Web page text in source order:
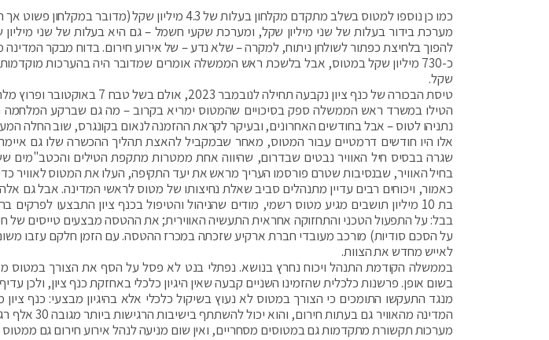
כמו כן נוספו למטוס בשלב מתקדם מקלחון בעלות של 4.3 מיליון
מערכת בידור בעלות של שני מיליון שקל, ומערכת שקעי חשמל – גם היא בעלות של שני מיליון
שקל.
טיסת הבכורה של כנף ציון נקבעה תחילה
הטילו במשרד ראש הממשלה ספק בסיכויים שהמטוס ימריא בקרוב – מה גם שברקע
נתניהו לטוס – אבל בחודשים האחרונים, ובעיקר לקראת ההזמנה לנאום בקונגרס, שוב החלה
אלו היו חודשים דרמטיים עבור המטוס, מאחר שבמקביל להאצת תהליך ההכשרה שלו גם איימה
בחיל האוויר, שבנסיבות שטרם פורסמו העריך מראש את יעד התקיפה, העלו את המטוס לאוויר
כאמור, ויכוחים רבים עדיין מתנהלים סביב שאלת נחיצותו של מטוס לראשי המדינה. אבל גם
בת 10 מיליון תושבים מגיע מטוס רשמי, מודים שהניהול והטיפול בכנף ציון התבצעו
בבל: על התפעול הטכני והתחזוקה אחראית התעשיה האווירית; את ההטסה מבצעים טייסים של
על הסכם סודיות) מורכב מעובדי חברת ארקיע שזכתה במכרז ההטסה. עם הזמן חלקם עזבו
לאייש מחדש את הצוות.
בממשלה הקודמת התנהל ויכוח נחרץ בנושא. נפתלי בנט לא פסל על הסף את הצורך במטוס
בשום אופן. פרשנות כלכלית שהזמינו השניים קבעה שאין היגיון כלכלי באחזקת כנף ציון, ולכן
מנגד התעקשו התומכים כי הצורך במטוס לא נעוץ בשיקול כלכלי אלא בהיגיון מבצעי: כנף
מערכות תקשורת מתקדמות גם במטוסים מסחריים, ואין שום מניעה לנהל אירוע חירום גם